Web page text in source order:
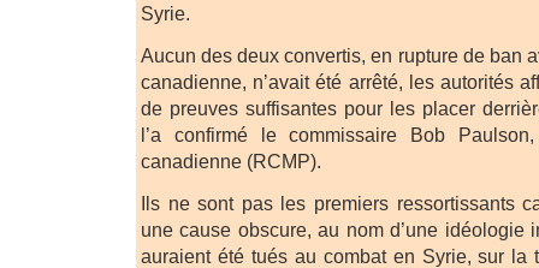
Syrie.
Aucun des deux convertis, en rupture de ban
canadienne, n’avait été arrêté, les autorités
de preuves suffisantes pour les placer
l’a confirmé le commissaire Bob
canadienne (RCMP).
Ils ne sont pas les premiers ressortissants
une cause obscure, au nom d’une idéologie
auraient été tués au combat en Syrie, sur la